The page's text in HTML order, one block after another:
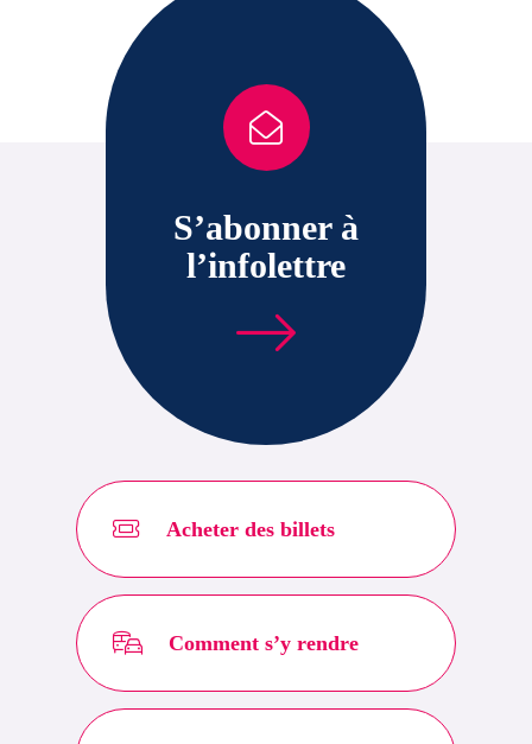
S’abonner à
l’infolettre
Acheter des billets
Comment s’y rendre